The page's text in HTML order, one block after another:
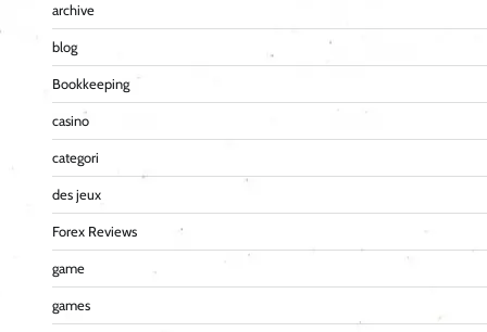
archive
blog
Bookkeeping
casino
categori
des jeux
Forex Reviews
game
games